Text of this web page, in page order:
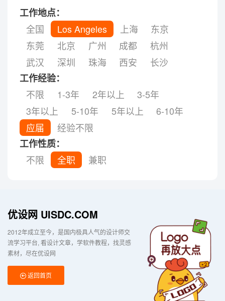
工作地点：
全国
Los Angeles 上海
东京
东莞
北京 广州 成都
杭州
武汉
深圳 珠海 西安
长沙
工作经验：
不限
1-3年 2年以上
3-5年
3年以上
5-10年 5年以上
6-10年
应届
经验不限
工作性质：
不限
全职 兼职
优设网 UISDC.COM
2012年成立至今，是国内极具人气的设计师交
流学习平台 看设计文章，学软件教程，找灵感
素材，尽在优设网
返回首页